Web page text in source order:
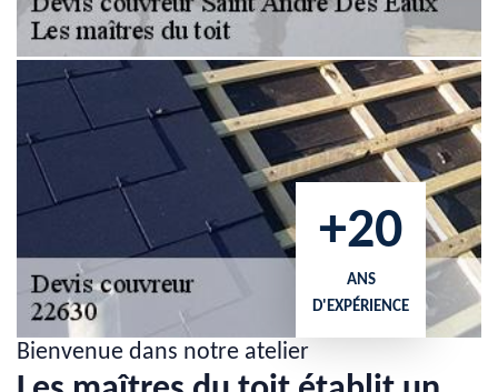
+20
ANS
D'EXPÉRIENCE
Bienvenue dans notre atelier